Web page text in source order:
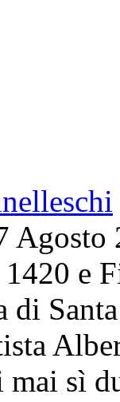
Agosto
e
di
mai sì